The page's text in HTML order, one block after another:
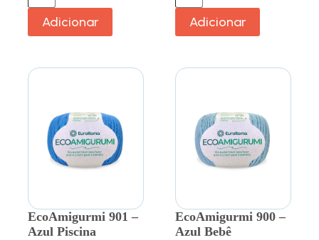
Adicionar Adicionar
EcoAmigurmi 901 –
Azul Piscina
EcoAmigurmi 900 –
Azul Bebê